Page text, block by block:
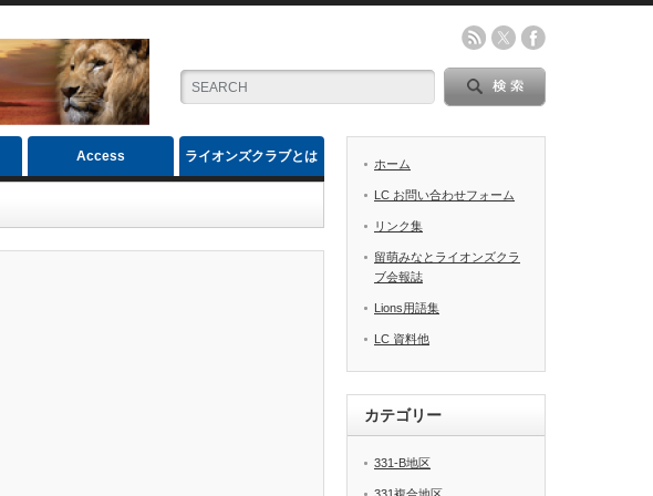
Access ライオンズクラブとは ホーム
LC お問い合わせフォーム
リンク集
留萌みなとライオンズクラ
ブ会報誌
Lions用語集
LC 資料他
カテゴリー
331-B地区